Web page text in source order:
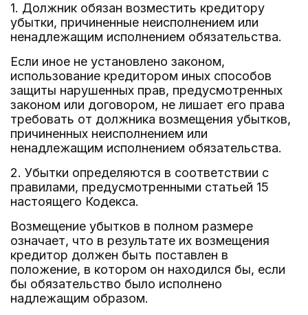
1. Должник обязан возместить кредитору
убытки, причиненные неисполнением или
ненадлежащим исполнением обязательства.
Если иное не установлено законом,
использование кредитором иных способов
защиты нарушенных прав, предусмотренных
законом или договором, не лишает его права
требовать от должника возмещения убытков,
причиненных неисполнением или
ненадлежащим исполнением обязательства.
2. Убытки определяются в соответствии с
правилами, предусмотренными статьей 15
настоящего Кодекса.
Возмещение убытков в полном размере
означает, что в результате их возмещения
кредитор должен быть поставлен в
положение, в котором он находился бы, если
бы обязательство было исполнено
надлежащим образом.